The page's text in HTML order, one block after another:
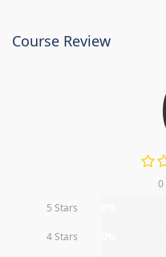
Course Review
0
5 Stars
4 Stars